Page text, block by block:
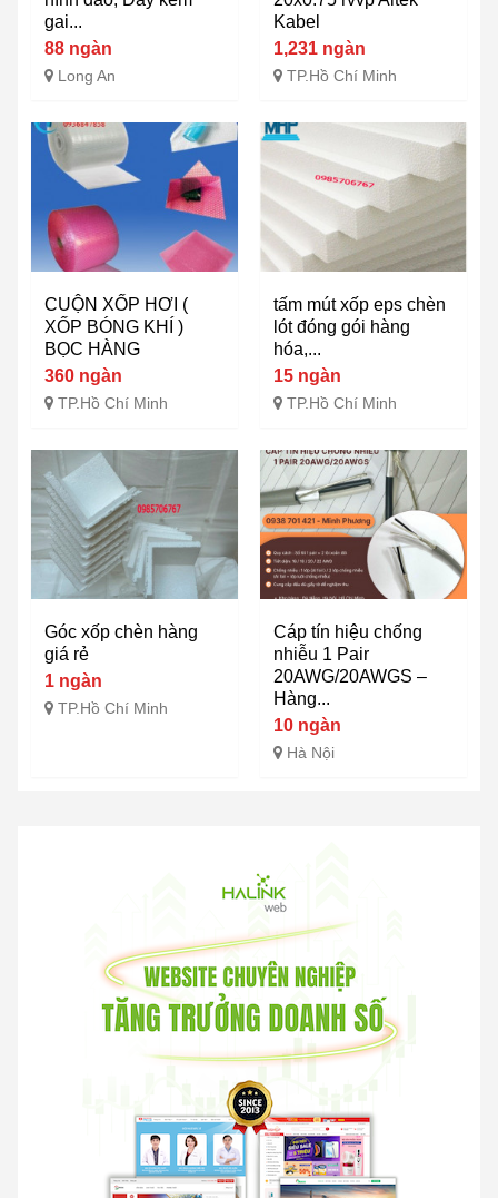
gai...
88 ngàn
Long An
Kabel
1,231 ngàn
TP.Hồ Chí Minh
CUỘN XỐP HƠI (
XỐP BÓNG KHÍ )
BỌC HÀNG
360 ngàn
TP.Hồ Chí Minh
tấm mút xốp eps chèn
lót đóng gói hàng
hóa,...
15 ngàn
TP.Hồ Chí Minh
Góc xốp chèn hàng
giá rẻ
1 ngàn
TP.Hồ Chí Minh
Cáp tín hiệu chống
nhiễu 1 Pair
20AWG/20AWGS –
Hàng...
10 ngàn
Hà Nội